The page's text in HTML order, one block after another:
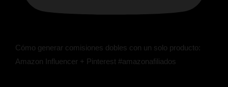
Cómo generar comisiones dobles con un solo producto:
Amazon Influencer + Pinterest #amazonafiliados